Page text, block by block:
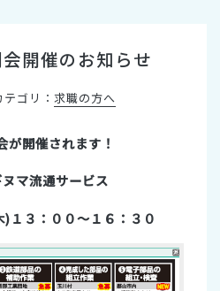
開催のお知らせ
テゴリ： 求職の方へ
が開催されます！
マ流通サービス
１３：００～１６：３０